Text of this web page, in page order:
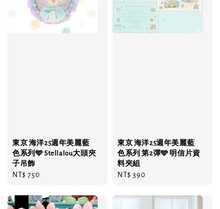
東京 海洋25週年美麗藍
色系列🩵 Stellalou大頭夾
子吊飾
Regular
NT$ 750
東京 海洋25週年美麗藍
色系列 第2彈🩵 明信片資
料夾組
Regular
NT$ 390